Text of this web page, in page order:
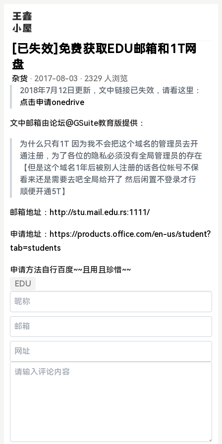
[已失效]免费获取EDU邮箱和1T网
盘
杂货 · 2017-08-03 · 2329 人浏览
2018年7月12日更新，文中链接已失效，请看这里：
点击申请onedrive
文中邮箱由论坛@GSuite教育版提供：
为什么只有1T 因为我不会把这个域名的管理员去开
通注册，为了各位的隐私必须没有全局管理员的存在
【但是这个域名1年后被别人注册的话各位帐号不保
看来还是需要去吧全局给开了 然后闲置不登录才行
顺便开通5T】
邮箱地址： http://stu.mail.edu.rs:1111/
申请地址： https://products.office.com/en-us/student?
tab=students
申请方法自行百度~~且用且珍惜~~
EDU